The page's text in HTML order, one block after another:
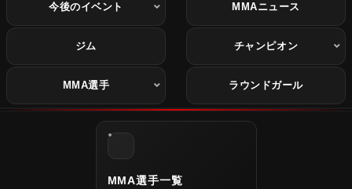
今後のイベント MMAニュース
ジム チャンピオン
MMA選手 ラウンドガール
MMA選手一覧